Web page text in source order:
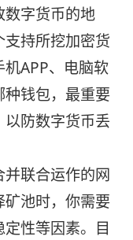
数字货币的地
持所挖加密货
APP、电脑软
钱包，最重要
防数字货币丢
联合运作的网
池时，你需要
性等因素。目